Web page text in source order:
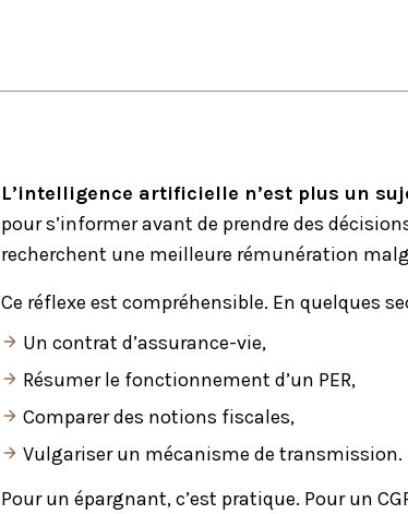
L’intelligence artificielle n’est plus un
pour s’informer avant de prendre des
recherchent une meilleure rémunération
Ce réflexe est compréhensible. En quelques
Un contrat d’assurance-vie,
Résumer le fonctionnement d’un PER,
Comparer des notions fiscales,
Vulgariser un mécanisme de transmission.
Pour un épargnant, c’est pratique. Pour un